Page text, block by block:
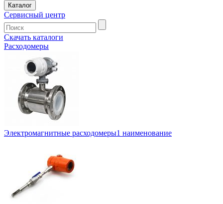
Каталог
Сервисный центр
Скачать каталоги
Расходомеры
Электромагнитные расходомеры1 наименование